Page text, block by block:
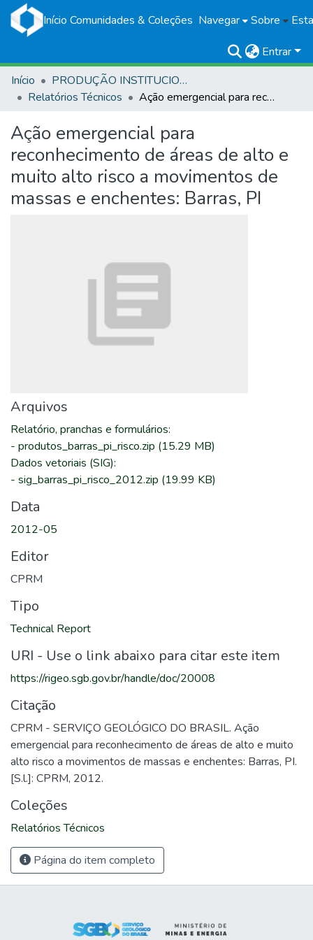
Início Comunidades & Coleções Navegar Sobre
Entrar
Início
PRODUÇÃO INSTITUCIONAL
Relatórios Técnicos
Ação emergencial para reconhecimento de áreas de alto e muito alto risco a movimentos de massas e enchentes: Barras, PI
Ação emergencial para
reconhecimento de áreas de alto e
muito alto risco a movimentos de
massas e enchentes: Barras, PI
Arquivos
Relatório, pranchas e formulários:
- produtos_barras_pi_risco.zip (15.29 MB)
Dados vetoriais (SIG):
- sig_barras_pi_risco_2012.zip (19.99 KB)
Data
2012-05
Editor
CPRM
Tipo
Technical Report
URI - Use o link abaixo para citar este item
https://rigeo.sgb.gov.br/handle/doc/20008
Citação
CPRM - SERVIÇO GEOLÓGICO DO BRASIL. Ação
emergencial para reconhecimento de áreas de alto e muito
alto risco a movimentos de massas e enchentes: Barras, PI.
[S.l.]: CPRM, 2012.
Coleções
Relatórios Técnicos
Página do item completo